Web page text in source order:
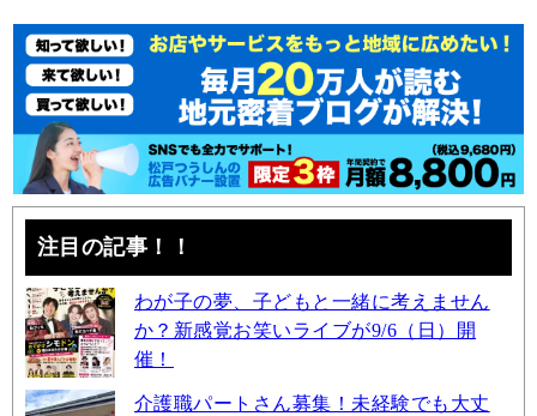
注目の記事！！
わが子の夢、子どもと一緒に考えません
か？新感覚お笑いライブが9/6（日）開
催！
介護職パートさん募集！未経験でも大丈